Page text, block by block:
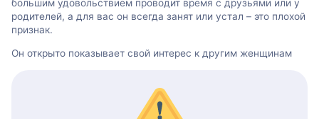
большим удовольствием проводит время с друзьями или у
родителей, а для вас он всегда занят или устал – это плохой
признак.
Он открыто показывает свой интерес к другим женщинам